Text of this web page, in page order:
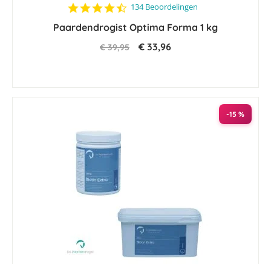
4.5
rating
134 Beoordelingen
Paardendrogist Optima Forma 1 kg
€ 39,95 € 33,96
-15 %